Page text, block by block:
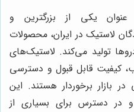
عنوان یکی از بزرگترین و
لاستیک در ایران، محصولات
تولید می‌کند. لاستیک‌های
کیفیت قابل قبول و دسترسی
بازار برخوردار هستند. این
و در دسترس برای بسیاری از